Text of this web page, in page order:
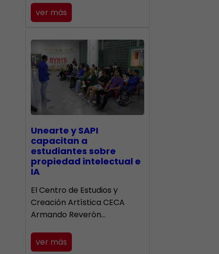
ver más
Unearte y SAPI
capacitan a
estudiantes sobre
propiedad intelectual e
IA
El Centro de Estudios y
Creación Artística CECA
Armando Reverón…
ver más